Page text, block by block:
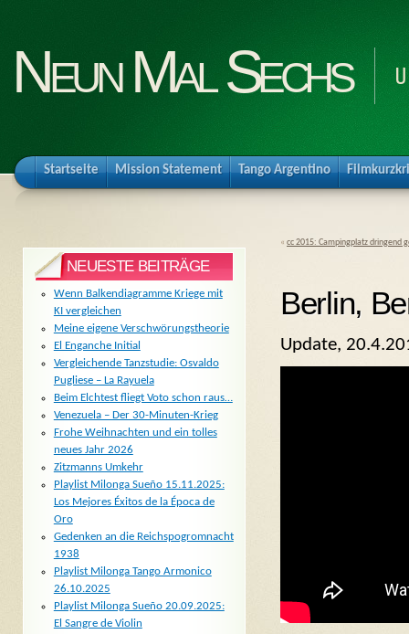
Neun Mal Sechs
Startseite Mission Statement Tango Argentino
« cc 2015: Campingplatz dringend
Berlin,
Update,
NEUESTE BEITRÄGE
Wenn Balkendiagramme Kriege mit
KI vergleichen
Meine eigene Verschwörungstheorie
El Enganche Initial
Vergleichende Tanzstudie: Osvaldo
Pugliese – La Rayuela
Beim Elchtest fliegt Voto schon raus…
Venezuela – Der 30-Minuten-Krieg
Frohe Weihnachten und ein tolles
neues Jahr 2026
Zitzmanns Umkehr
Playlist Milonga Sueño 15.11.2025:
Los Mejores Éxitos de la Época de
Oro
Gedenken an die Reichspogromnacht
1938
Playlist Milonga Tango Armonico
26.10.2025
Playlist Milonga Sueño 20.09.2025:
El Sangre de Violin